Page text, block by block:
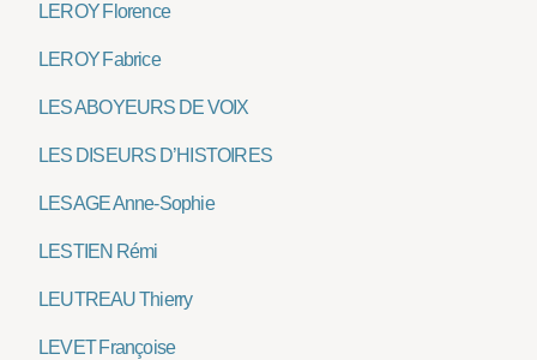
LEROY Florence
LEROY Fabrice
LES ABOYEURS DE VOIX
LES DISEURS D’HISTOIRES
LESAGE Anne-Sophie
LESTIEN Rémi
LEUTREAU Thierry
LEVET Françoise